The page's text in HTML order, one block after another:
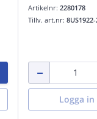
Artikelnr: 2280178
Tillv. art.nr:
Logga